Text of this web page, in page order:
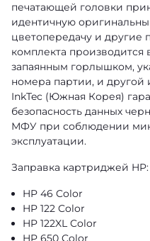
печатающей головки
идентичную
цветопередачу и другие
комплекта производится
запаянным горлышком,
номера партии, и
InkTec (Южная Корея)
безопасность данных
МФУ при соблюдении
эксплуатации.
Заправка картриджей HP:
HP 46 Color
HP 122 Color
HP 122XL Color
HP 650 Color